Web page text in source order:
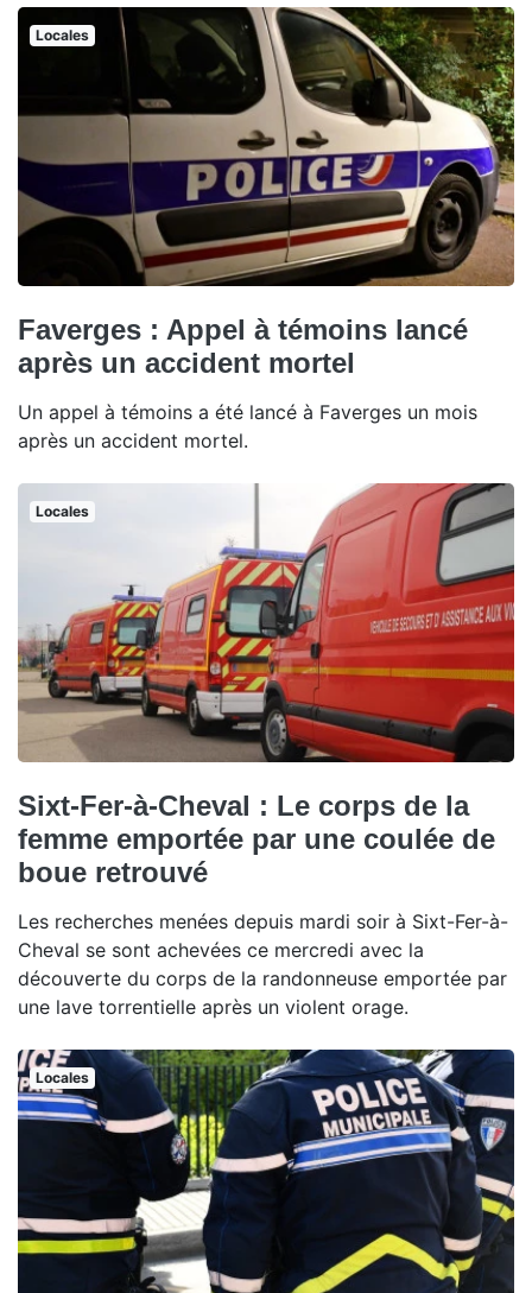
Locales
Faverges : Appel à témoins lancé
après un accident mortel
Un appel à témoins a été lancé à Faverges un mois
après un accident mortel.
Locales
Sixt-Fer-à-Cheval : Le corps de la
femme emportée par une coulée de
boue retrouvé
Les recherches menées depuis mardi soir à Sixt-Fer-à-
Cheval se sont achevées ce mercredi avec la
découverte du corps de la randonneuse emportée par
une lave torrentielle après un violent orage.
Locales